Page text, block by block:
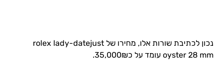
נכון לכתיבת שורות אלו, מחירו של rolex lady-datejust
oyster 28 mm עומד על כ35,000₪.